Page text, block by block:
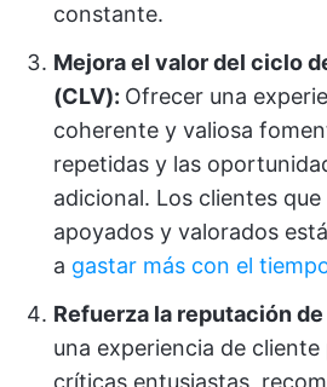
constante.
Mejora el valor del ciclo
(CLV): Ofrecer una
coherente y valiosa
repetidas y las
adicional. Los clientes que
apoyados y valorados
a gastar más con el
Refuerza la reputación de
una experiencia de
críticas entusiastas,